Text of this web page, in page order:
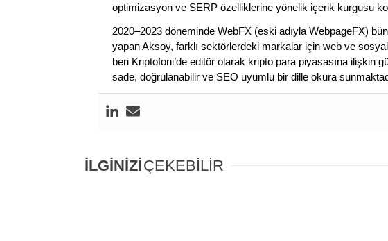
optimizasyon ve SERP özelliklerine yönelik içerik kurgusu
2020–2023 döneminde WebFX (eski adıyla WebpageFX)
yapan Aksoy, farklı sektörlerdeki markalar için web ve
beri Kriptofoni’de editör olarak kripto para piyasasına ilişkin
sade, doğrulanabilir ve SEO uyumlu bir dille okura
İLGİNİZİÇEKEBİLİR